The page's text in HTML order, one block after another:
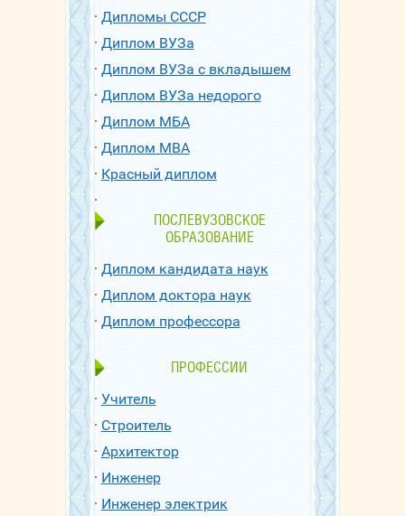
Дипломы СССР
Диплом ВУЗа
Диплом ВУЗа с вкладышем
Диплом ВУЗа недорого
Диплом МБА
Диплом МВА
Красный диплом
ПОСЛЕВУЗОВСКОЕ
ОБРАЗОВАНИЕ
Диплом кандидата наук
Диплом доктора наук
Диплом профессора
ПРОФЕССИИ
Учитель
Строитель
Архитектор
Инженер
Инженер электрик